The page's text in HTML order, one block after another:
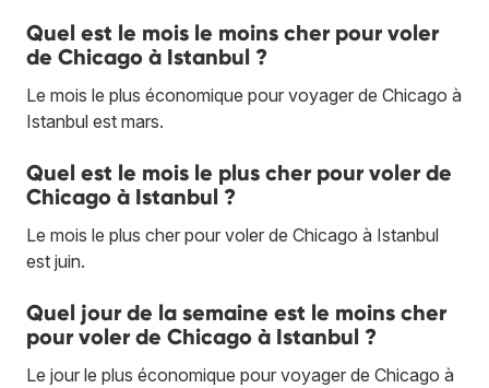
Quel est le mois le moins cher pour voler
de Chicago à Istanbul ?
Le mois le plus économique pour voyager de Chicago à
Istanbul est mars.
Quel est le mois le plus cher pour voler de
Chicago à Istanbul ?
Le mois le plus cher pour voler de Chicago à Istanbul
est juin.
Quel jour de la semaine est le moins cher
pour voler de Chicago à Istanbul ?
Le jour le plus économique pour voyager de Chicago à